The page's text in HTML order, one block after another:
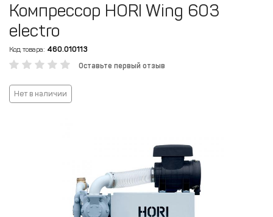
Компрессор HORI Wing 603
electro
Код товара: 460.010113
Оставьте первый отзыв
Нет в наличии